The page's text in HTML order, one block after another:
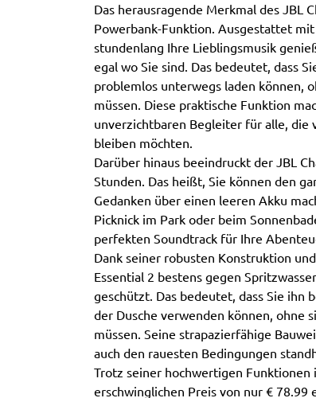
Das herausragende Merkmal des JBL
Powerbank-Funktion. Ausgestattet
stundenlang Ihre Lieblingsmusik
egal wo Sie sind. Das bedeutet, dass
problemlos unterwegs laden können,
müssen. Diese praktische Funktion
unverzichtbaren Begleiter für alle, die
bleiben möchten.
Darüber hinaus beeindruckt der JBL
Stunden. Das heißt, Sie können den
Gedanken über einen leeren Akku
Picknick im Park oder beim
perfekten Soundtrack für Ihre
Dank seiner robusten Konstruktion
Essential 2 bestens gegen
geschützt. Das bedeutet, dass Sie ihn
der Dusche verwenden können, ohne
müssen. Seine strapazierfähige
auch den rauesten Bedingungen
Trotz seiner hochwertigen Funktionen
erschwinglichen Preis von nur €